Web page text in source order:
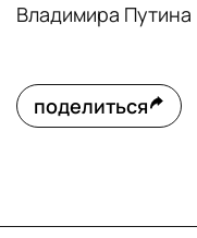
Владимира
поделиться